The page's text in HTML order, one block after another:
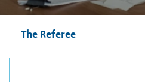
The Referee